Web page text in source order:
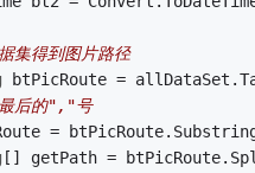
集得到图片路径
btPicRoute =
后的","号
=
[] getPath =